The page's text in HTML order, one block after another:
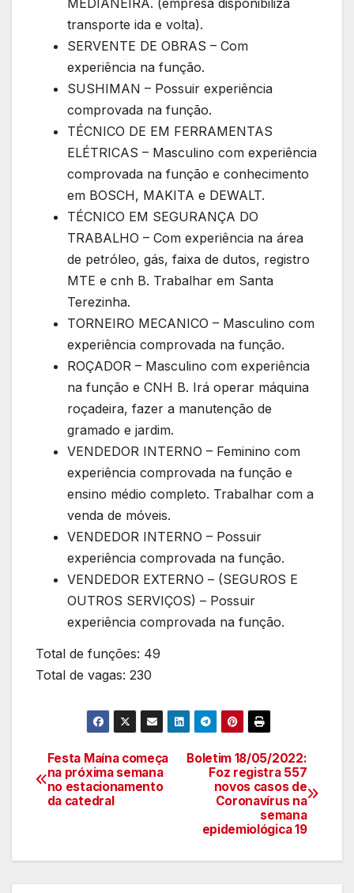
MEDIANEIRA. (empresa disponibiliza
transporte ida e volta).
SERVENTE DE OBRAS – Com
experiência na função.
SUSHIMAN – Possuir experiência
comprovada na função.
TÉCNICO DE EM FERRAMENTAS
ELÉTRICAS – Masculino com experiência
comprovada na função e conhecimento
em BOSCH, MAKITA e DEWALT.
TÉCNICO EM SEGURANÇA DO
TRABALHO – Com experiência na área
de petróleo, gás, faixa de dutos, registro
MTE e cnh B. Trabalhar em Santa
Terezinha.
TORNEIRO MECANICO – Masculino com
experiência comprovada na função.
ROÇADOR – Masculino com experiência
na função e CNH B. Irá operar máquina
roçadeira, fazer a manutenção de
gramado e jardim.
VENDEDOR INTERNO – Feminino com
experiência comprovada na função e
ensino médio completo. Trabalhar com a
venda de móveis.
VENDEDOR INTERNO – Possuir
experiência comprovada na função.
VENDEDOR EXTERNO – (SEGUROS E
OUTROS SERVIÇOS) – Possuir
experiência comprovada na função.
Total de funções: 49
Total de vagas: 230
Navegação
de
Boletim 18/05/2022:
Foz registra 557
novos casos de
Coronavírus na
semana
epidemiológica 19
Festa Maína começa
na próxima semana
no estacionamento
da catedral